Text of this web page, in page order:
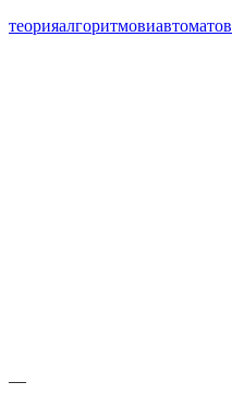
теорияалгоритмовиавтоматов
—